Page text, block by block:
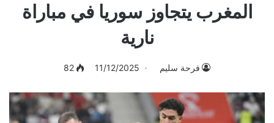
المغرب يتجاوز سوريا في مباراة
نارية
فرحة سليم 11/12/2025
82